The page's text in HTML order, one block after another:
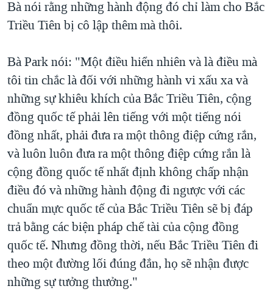
Bà nói rằng những hành động đó chỉ làm cho Bắc
Triều Tiên bị cô lập thêm mà thôi.
Bà Park nói: "Một điều hiển nhiên và là điều mà
tôi tin chắc là đối với những hành vi xấu xa và
những sự khiêu khích của Bắc Triều Tiên, cộng
đồng quốc tế phải lên tiếng với một tiếng nói
đồng nhất, phải đưa ra một thông điệp cứng rắn,
và luôn luôn đưa ra một thông điệp cứng rắn là
cộng đồng quốc tế nhất định không chấp nhận
điều đó và những hành động đi ngược với các
chuẩn mực quốc tế của Bắc Triều Tiên sẽ bị đáp
trả bằng các biện pháp chế tài của cộng đồng
quốc tế. Nhưng đồng thời, nếu Bắc Triều Tiên đi
theo một đường lối đúng đắn, họ sẽ nhận được
những sự tưởng thưởng."